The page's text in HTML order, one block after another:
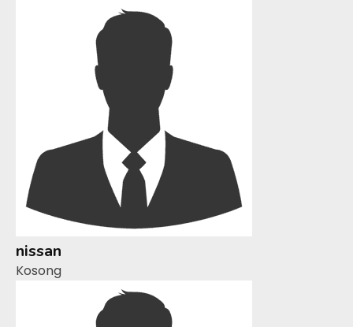
nissan
Kosong